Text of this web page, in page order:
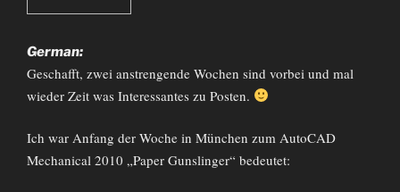
German:
Geschafft, zwei anstrengende Wochen sind vorbei und mal
wieder Zeit was Interessantes zu Posten.
Ich war Anfang der Woche in München zum AutoCAD
Mechanical 2010 „Paper Gunslinger“ bedeutet: